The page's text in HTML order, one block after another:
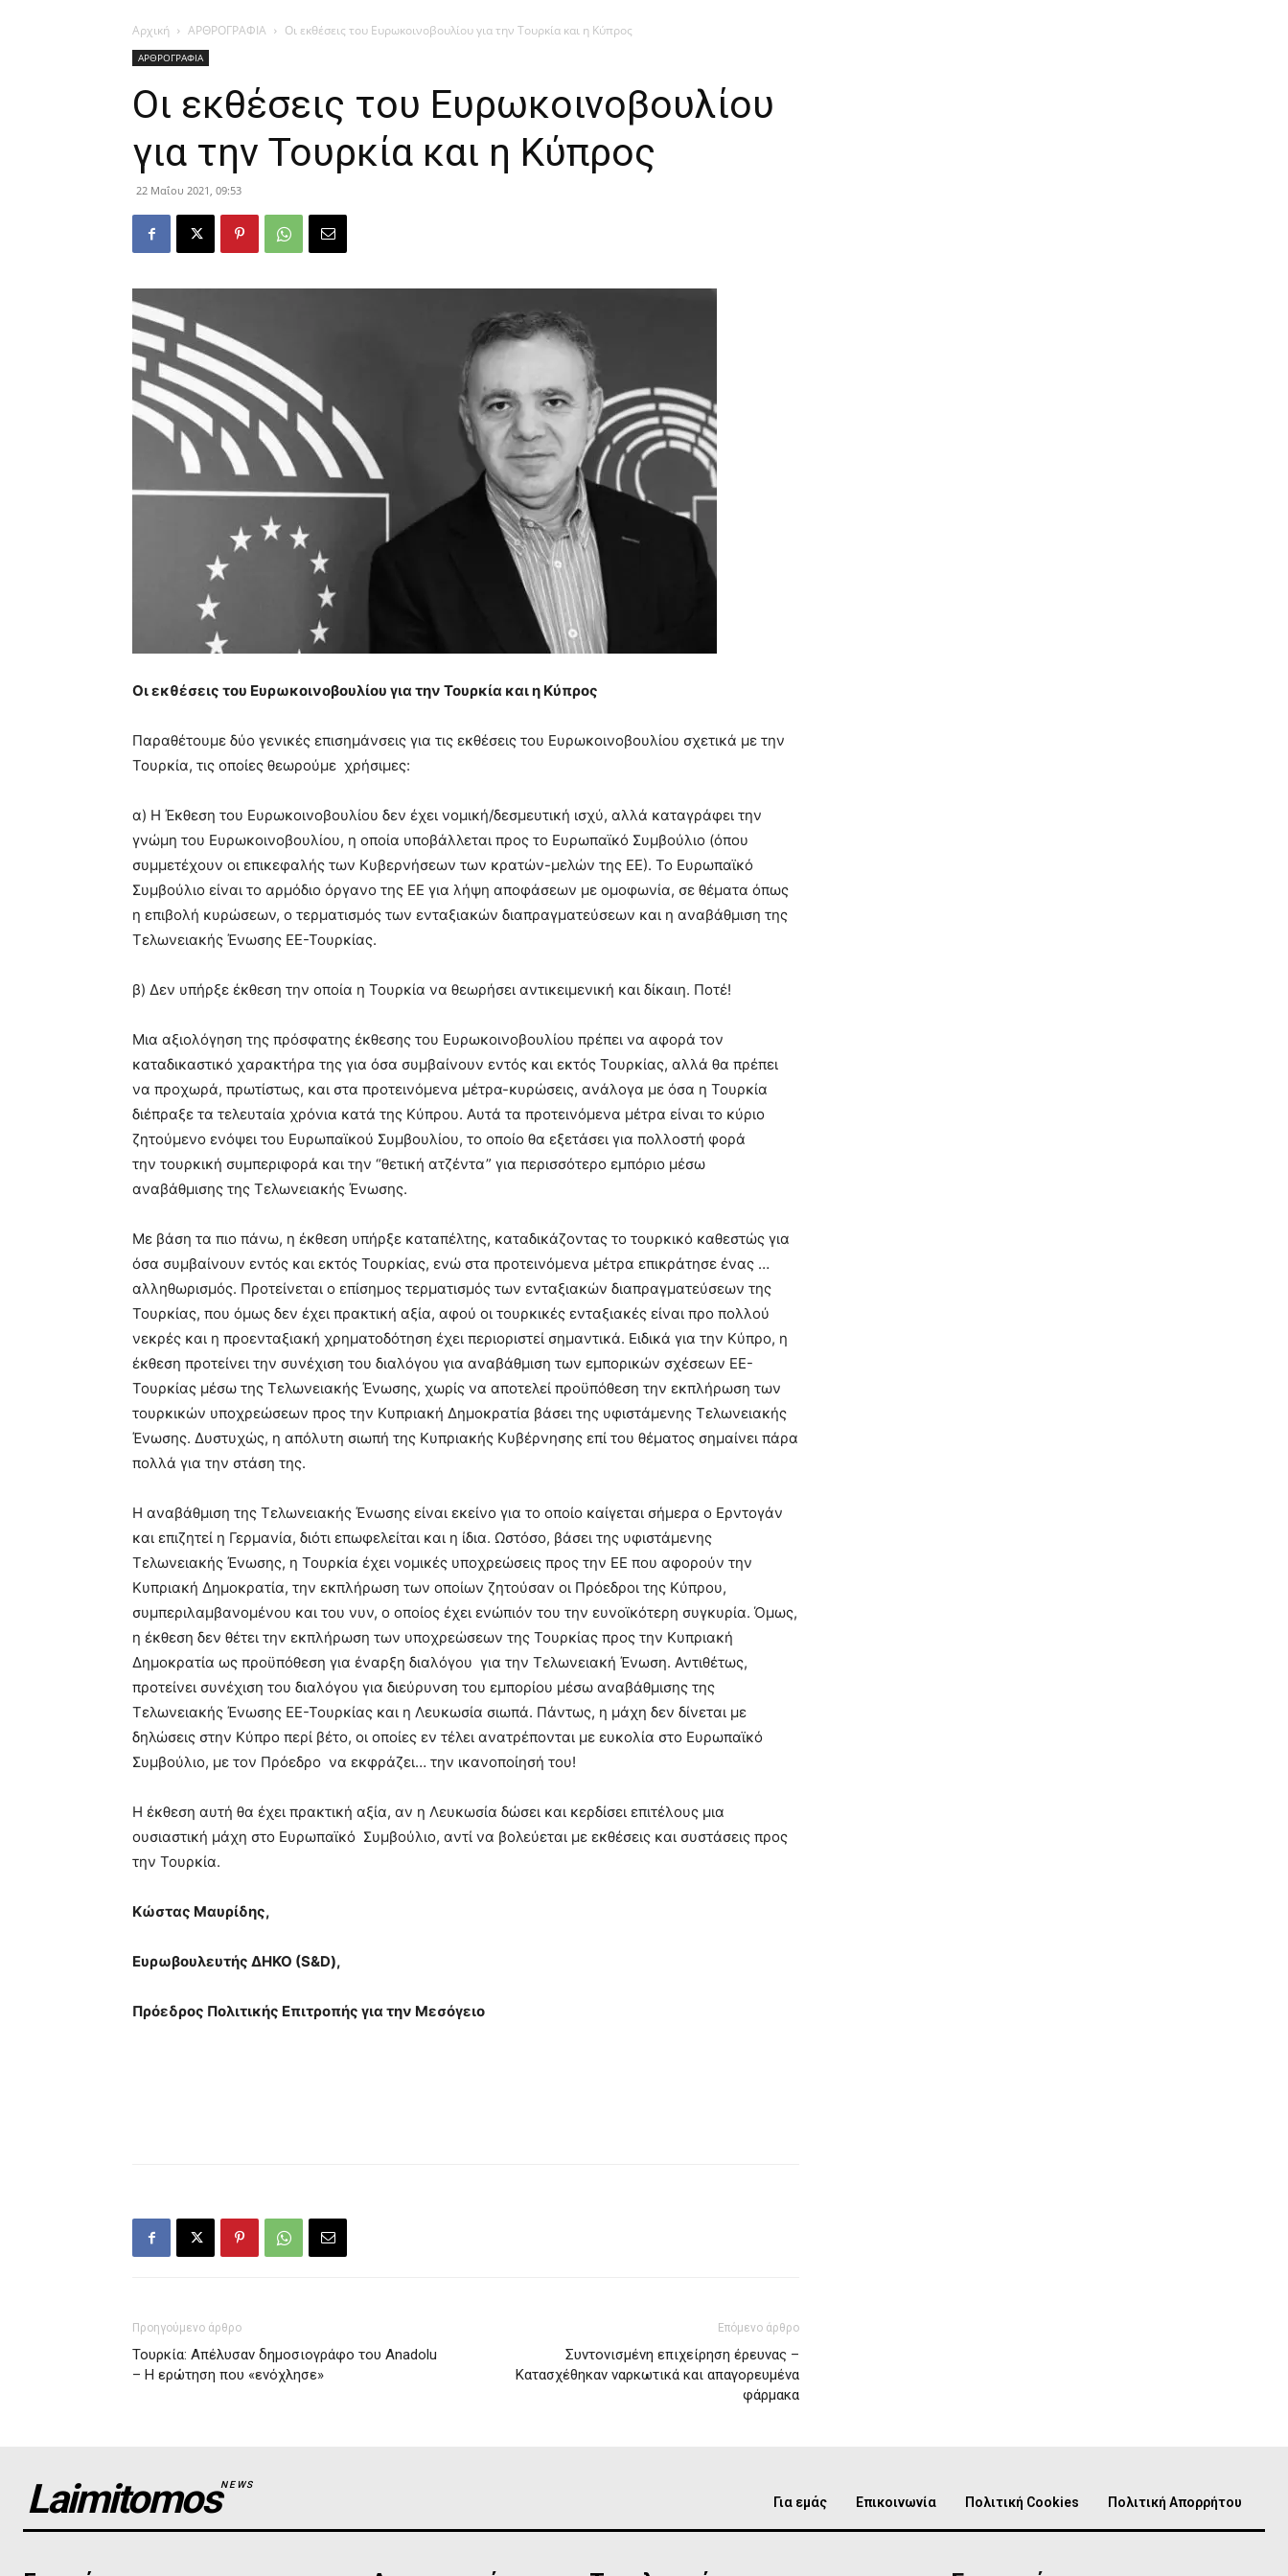
Αρχική ΑΡΘΡΟΓΡΑΦΙΑ Οι εκθέσεις του Ευρωκοινοβουλίου για την Τουρκία και η Κύπρος
ΑΡΘΡΟΓΡΑΦΙΑ
Οι εκθέσεις του Ευρωκοινοβουλίου
για την Τουρκία και η Κύπρος
22 Μαΐου 2021, 09:53
Οι εκθέσεις του Ευρωκοινοβουλίου για την Τουρκία και η Κύπρος
Παραθέτουμε δύο γενικές επισημάνσεις για τις εκθέσεις του Ευρωκοινοβουλίου σχετικά με την
Τουρκία, τις οποίες θεωρούμε χρήσιμες:
α) Η Έκθεση του Ευρωκοινοβουλίου δεν έχει νομική/δεσμευτική ισχύ, αλλά καταγράφει την
γνώμη του Ευρωκοινοβουλίου, η οποία υποβάλλεται προς το Ευρωπαϊκό Συμβούλιο (όπου
συμμετέχουν οι επικεφαλής των Κυβερνήσεων των κρατών-μελών της ΕΕ). Το Ευρωπαϊκό
Συμβούλιο είναι το αρμόδιο όργανο της ΕΕ για λήψη αποφάσεων με ομοφωνία, σε θέματα όπως
η επιβολή κυρώσεων, ο τερματισμός των ενταξιακών διαπραγματεύσεων και η αναβάθμιση της
Τελωνειακής Ένωσης ΕΕ-Τουρκίας.
β) Δεν υπήρξε έκθεση την οποία η Τουρκία να θεωρήσει αντικειμενική και δίκαιη. Ποτέ!
Μια αξιολόγηση της πρόσφατης έκθεσης του Ευρωκοινοβουλίου πρέπει να αφορά τον
καταδικαστικό χαρακτήρα της για όσα συμβαίνουν εντός και εκτός Τουρκίας, αλλά θα πρέπει
να προχωρά, πρωτίστως, και στα προτεινόμενα μέτρα-κυρώσεις, ανάλογα με όσα η Τουρκία
διέπραξε τα τελευταία χρόνια κατά της Κύπρου. Αυτά τα προτεινόμενα μέτρα είναι το κύριο
ζητούμενο ενόψει του Ευρωπαϊκού Συμβουλίου, το οποίο θα εξετάσει για πολλοστή φορά
την τουρκική συμπεριφορά και την “θετική ατζέντα” για περισσότερο εμπόριο μέσω
αναβάθμισης της Τελωνειακής Ένωσης.
Με βάση τα πιο πάνω, η έκθεση υπήρξε καταπέλτης, καταδικάζοντας το τουρκικό καθεστώς για
όσα συμβαίνουν εντός και εκτός Τουρκίας, ενώ στα προτεινόμενα μέτρα επικράτησε ένας …
αλληθωρισμός. Προτείνεται ο επίσημος τερματισμός των ενταξιακών διαπραγματεύσεων της
Τουρκίας, που όμως δεν έχει πρακτική αξία, αφού οι τουρκικές ενταξιακές είναι προ πολλού
νεκρές και η προενταξιακή χρηματοδότηση έχει περιοριστεί σημαντικά. Ειδικά για την Κύπρο, η
έκθεση προτείνει την συνέχιση του διαλόγου για αναβάθμιση των εμπορικών σχέσεων ΕΕ-
Τουρκίας μέσω της Τελωνειακής Ένωσης, χωρίς να αποτελεί προϋπόθεση την εκπλήρωση των
τουρκικών υποχρεώσεων προς την Κυπριακή Δημοκρατία βάσει της υφιστάμενης Τελωνειακής
Ένωσης. Δυστυχώς, η απόλυτη σιωπή της Κυπριακής Κυβέρνησης επί του θέματος σημαίνει πάρα
πολλά για την στάση της.
Η αναβάθμιση της Τελωνειακής Ένωσης είναι εκείνο για το οποίο καίγεται σήμερα ο Ερντογάν
και επιζητεί η Γερμανία, διότι επωφελείται και η ίδια. Ωστόσο, βάσει της υφιστάμενης
Τελωνειακής Ένωσης, η Τουρκία έχει νομικές υποχρεώσεις προς την ΕΕ που αφορούν την
Κυπριακή Δημοκρατία, την εκπλήρωση των οποίων ζητούσαν οι Πρόεδροι της Κύπρου,
συμπεριλαμβανομένου και του νυν, ο οποίος έχει ενώπιόν του την ευνοϊκότερη συγκυρία. Όμως,
η έκθεση δεν θέτει την εκπλήρωση των υποχρεώσεων της Τουρκίας προς την Κυπριακή
Δημοκρατία ως προϋπόθεση για έναρξη διαλόγου για την Τελωνειακή Ένωση. Αντιθέτως,
προτείνει συνέχιση του διαλόγου για διεύρυνση του εμπορίου μέσω αναβάθμισης της
Τελωνειακής Ένωσης ΕΕ-Τουρκίας και η Λευκωσία σιωπά. Πάντως, η μάχη δεν δίνεται με
δηλώσεις στην Κύπρο περί βέτο, οι οποίες εν τέλει ανατρέπονται με ευκολία στο Ευρωπαϊκό
Συμβούλιο, με τον Πρόεδρο να εκφράζει… την ικανοποίησή του!
Η έκθεση αυτή θα έχει πρακτική αξία, αν η Λευκωσία δώσει και κερδίσει επιτέλους μια
ουσιαστική μάχη στο Ευρωπαϊκό Συμβούλιο, αντί να βολεύεται με εκθέσεις και συστάσεις προς
την Τουρκία.
Κώστας Μαυρίδης,
Ευρωβουλευτής ΔΗΚΟ (S&D),
Πρόεδρος Πολιτικής Επιτροπής για την Μεσόγειο
Προηγούμενο άρθρο
Τουρκία: Απέλυσαν δημοσιογράφο του Anadolu
– Η ερώτηση που «ενόχλησε»
Επόμενο άρθρο
Συντονισμένη επιχείρηση έρευνας –
Κατασχέθηκαν ναρκωτικά και απαγορευμένα
φάρμακα
LaimitomosNEWS
Για εμάς Επικοινωνία Πολιτική Cookies Πολιτική Απορρήτου